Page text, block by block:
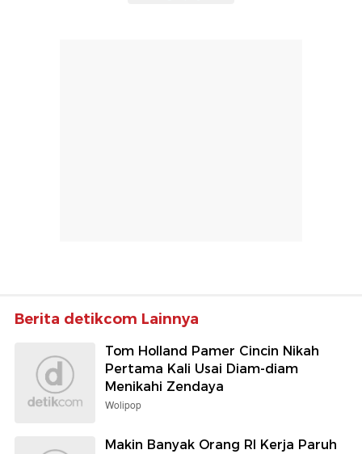
Berita detikcom Lainnya
Tom Holland Pamer Cincin Nikah
Pertama Kali Usai Diam-diam
Menikahi Zendaya
Wolipop
Makin Banyak Orang RI Kerja Paruh